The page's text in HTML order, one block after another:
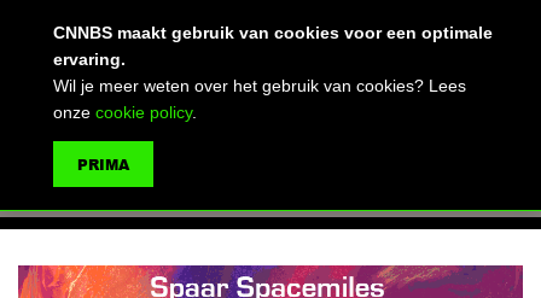
CNNBS maakt gebruik van cookies voor een optimale
ervaring.
Wil je meer weten over het gebruik van cookies? Lees
onze cookie policy.
PRIMA